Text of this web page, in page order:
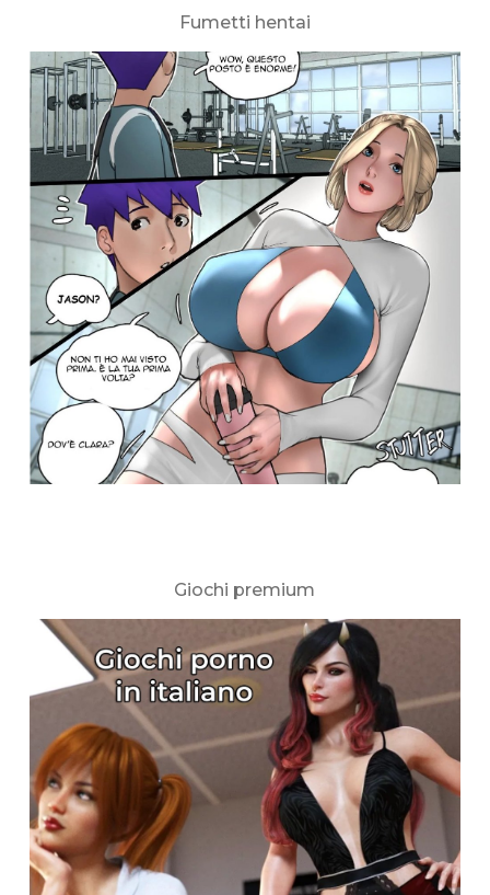
Fumetti hentai
Giochi premium